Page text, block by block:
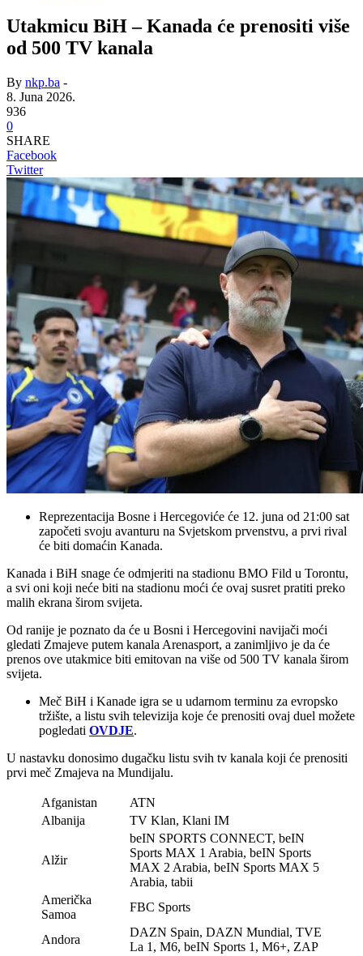
Utakmicu BiH – Kanada će prenositi više
od 500 TV kanala
By nkp.ba -
8. Juna 2026.
936
0
SHARE
Facebook
Twitter
Reprezentacija Bosne i Hercegoviće će 12. juna od 21:00 sat
započeti svoju avanturu na Svjetskom prvenstvu, a prvi rival
će biti domaćin Kanada.
Kanada i BiH snage će odmjeriti na stadionu BMO Fild u Torontu,
a svi oni koji neće biti na stadionu moći će ovaj susret pratiti preko
malih ekrana širom svijeta.
Od ranije je poznato da će u Bosni i Hercegovini navijači moći
gledati Zmajeve putem kanala Arenasport, a zanimljivo je da će
prenos ove utakmice biti emitovan na više od 500 TV kanala širom
svijeta.
Meč BiH i Kanade igra se u udarnom terminu za evropsko
tržište, a listu svih televizija koje će prenositi ovaj duel možete
pogledati OVDJE.
U nastavku donosimo dugačku listu svih tv kanala koji će prenositi
prvi meč Zmajeva na Mundijalu.
Afganistan
ATN
Albanija
TV Klan, Klani IM
Alžir
beIN SPORTS CONNECT, beIN
Sports MAX 1 Arabia, beIN Sports
MAX 2 Arabia, beIN Sports MAX 5
Arabia, tabii
Američka
Samoa
FBC Sports
Andora
DAZN Spain, DAZN Mundial, TVE
La 1, M6, beIN Sports 1, M6+, ZAP